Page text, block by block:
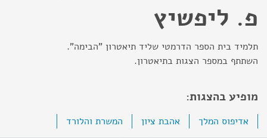
פ. ליפשיץ
תלמיד בית הספר הדרמטי שליד תיאטרון "הבימה".
השתתף במספר הצגות בתיאטרון.
מופיע בהצגות:
אדיפוס המלך אהבת ציון המשרת והלורד